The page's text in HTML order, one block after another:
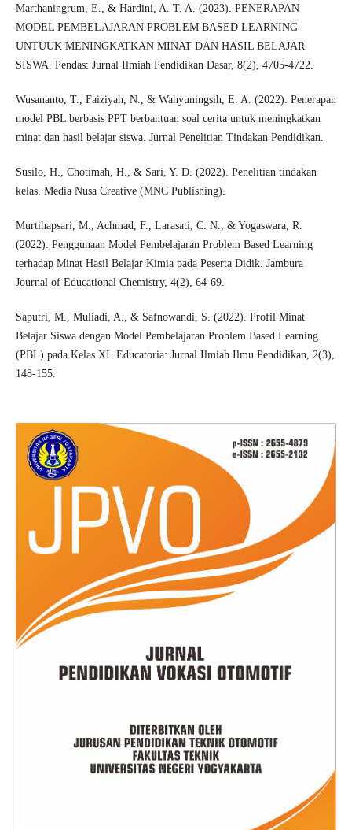
Marthaningrum, E., & Hardini, A. T. A. (2023). PENERAPAN
MODEL PEMBELAJARAN PROBLEM BASED LEARNING
UNTUUK MENINGKATKAN MINAT DAN HASIL BELAJAR
SISWA. Pendas: Jurnal Ilmiah Pendidikan Dasar, 8(2), 4705-4722.
Wusananto, T., Faiziyah, N., & Wahyuningsih, E. A. (2022). Penerapan
model PBL berbasis PPT berbantuan soal cerita untuk meningkatkan
minat dan hasil belajar siswa. Jurnal Penelitian Tindakan Pendidikan.
Susilo, H., Chotimah, H., & Sari, Y. D. (2022). Penelitian tindakan
kelas. Media Nusa Creative (MNC Publishing).
Murtihapsari, M., Achmad, F., Larasati, C. N., & Yogaswara, R.
(2022). Penggunaan Model Pembelajaran Problem Based Learning
terhadap Minat Hasil Belajar Kimia pada Peserta Didik. Jambura
Journal of Educational Chemistry, 4(2), 64-69.
Saputri, M., Muliadi, A., & Safnowandi, S. (2022). Profil Minat
Belajar Siswa dengan Model Pembelajaran Problem Based Learning
(PBL) pada Kelas XI. Educatoria: Jurnal Ilmiah Ilmu Pendidikan, 2(3),
148-155.